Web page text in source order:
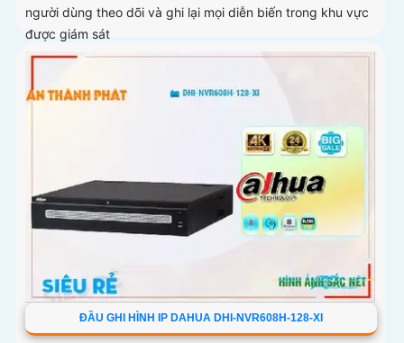
người dùng theo dõi và ghi lại mọi diễn biến trong khu vực
được giám sát
ĐẦU GHI HÌNH IP DAHUA DHI-NVR608H-128-XI